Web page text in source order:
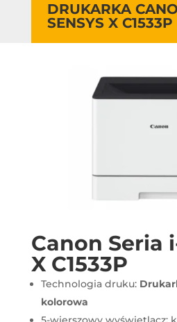
DRUKARKA
SENSYS X C1533P
Canon Seria
X C1533P
Technologia druku:
kolorowa